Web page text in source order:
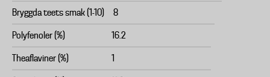
Bryggda teets smak (1-10) 8
Polyfenoler (%) 16.2
Theaflaviner (%) 1